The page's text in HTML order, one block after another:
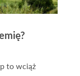
to wciąż